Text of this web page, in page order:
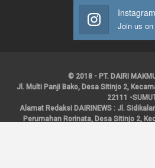
Instagram
© 2018 - PT. DAIRI
Jl. Multi Panji Bako, Desa Sitinjo 2,
22111 -
Alamat Redaksi DAIRINEWS : Jl.
Perumahan Rorinata, Desa Sitinjo 2,